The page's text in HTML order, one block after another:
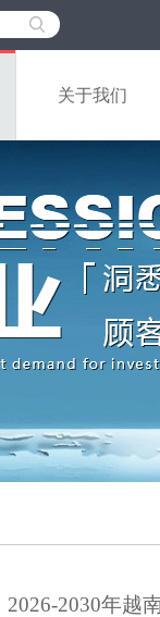
关于我们
2026-2030年越